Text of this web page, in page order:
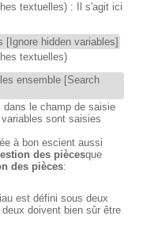
textuelles) : Il s'agit ici
[Ignore hidden variables]
textuelles)
ensemble [Search
le champ de saisie
sont saisies
à bon escient aussi
des piècesque
des pièces:
est défini sous deux
doivent bien sûr être